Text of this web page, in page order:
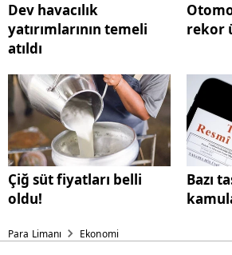
Dev havacılık
yatırımlarının temeli
atıldı
rekor
Çiğ süt fiyatları belli
oldu!
Bazı
Para Limanı Ekonomi